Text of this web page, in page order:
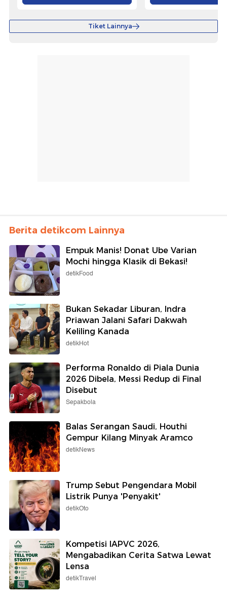
Tiket Lainnya
Berita detikcom Lainnya
Empuk Manis! Donat Ube Varian
Mochi hingga Klasik di Bekasi!
detikFood
Bukan Sekadar Liburan, Indra
Priawan Jalani Safari Dakwah
Keliling Kanada
detikHot
Performa Ronaldo di Piala Dunia
2026 Dibela, Messi Redup di Final
Disebut
Sepakbola
Balas Serangan Saudi, Houthi
Gempur Kilang Minyak Aramco
detikNews
Trump Sebut Pengendara Mobil
Listrik Punya 'Penyakit'
detikOto
Kompetisi IAPVC 2026,
Mengabadikan Cerita Satwa Lewat
Lensa
detikTravel